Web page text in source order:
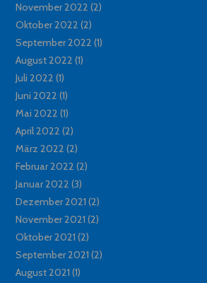
November 2022 (2)
Oktober 2022 (2)
September 2022 (1)
August 2022 (1)
Juli 2022 (1)
Juni 2022 (1)
Mai 2022 (1)
April 2022 (2)
März 2022 (2)
Februar 2022 (2)
Januar 2022 (3)
Dezember 2021 (2)
November 2021 (2)
Oktober 2021 (2)
September 2021 (2)
August 2021 (1)